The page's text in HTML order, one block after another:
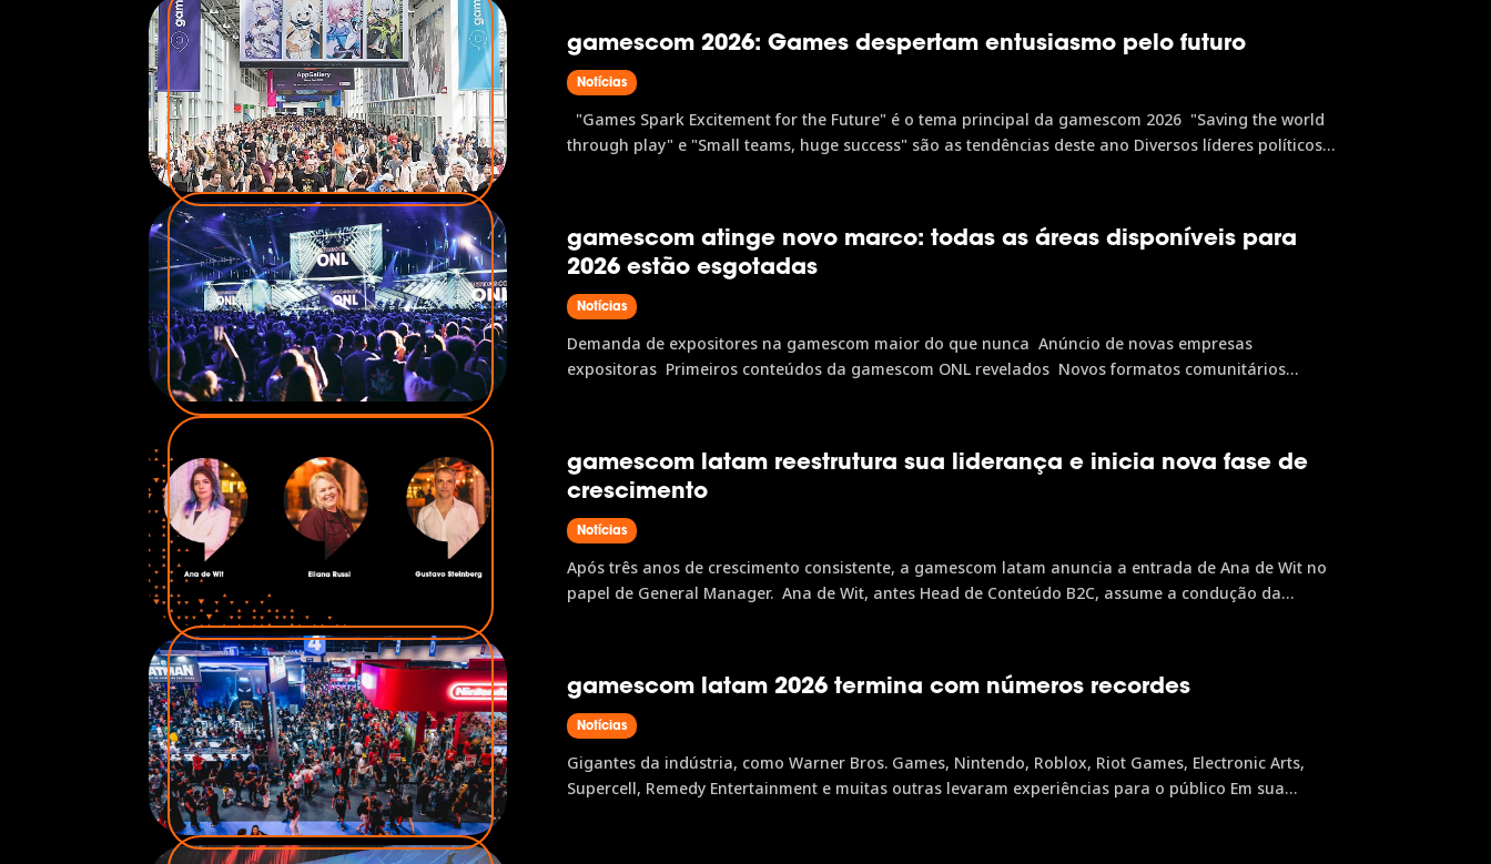
gamescom 2026: Games despertam entusiasmo pelo futuro
Notícias
"Games Spark Excitement for the Future" é o tema principal da gamescom 2026 "Saving the world
through play" e "Small teams, huge success" são as tendências deste ano Diversos líderes políticos
gamescom atinge novo marco: todas as áreas disponíveis para
2026 estão esgotadas
Notícias
Demanda de expositores na gamescom maior do que nunca Anúncio de novas empresas
expositoras Primeiros conteúdos da gamescom ONL revelados Novos formatos comunitários
gamescom latam reestrutura sua liderança e inicia nova fase de
crescimento
Notícias
Após três anos de crescimento consistente, a gamescom latam anuncia a entrada de Ana de Wit no
papel de General Manager. Ana de Wit, antes Head de Conteúdo B2C, assume a condução da
gamescom latam 2026 termina com números recordes
Notícias
Gigantes da indústria, como Warner Bros. Games, Nintendo, Roblox, Riot Games, Electronic Arts,
Supercell, Remedy Entertainment e muitas outras levaram experiências para o público Em sua